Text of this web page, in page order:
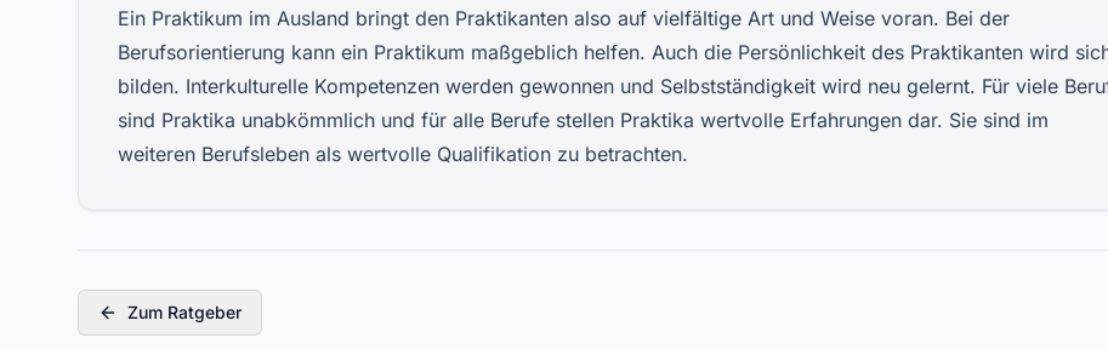
Ein Praktikum im Ausland bringt den Praktikanten also auf vielfältige Art und Weise voran. Bei der
Berufsorientierung kann ein Praktikum maßgeblich helfen. Auch die Persönlichkeit des Praktikanten wird
bilden. Interkulturelle Kompetenzen werden gewonnen und Selbstständigkeit wird neu gelernt. Für viele
sind Praktika unabkömmlich und für alle Berufe stellen Praktika wertvolle Erfahrungen dar. Sie sind im
weiteren Berufsleben als wertvolle Qualifikation zu betrachten.
Zum Ratgeber